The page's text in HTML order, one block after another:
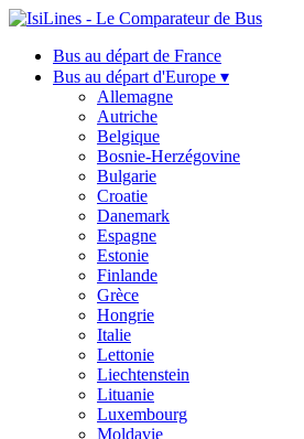
Bus au départ de France
Bus au départ d'Europe ▾
Allemagne
Autriche
Belgique
Bosnie-Herzégovine
Bulgarie
Croatie
Danemark
Espagne
Estonie
Finlande
Grèce
Hongrie
Italie
Lettonie
Liechtenstein
Lituanie
Luxembourg
Moldavie